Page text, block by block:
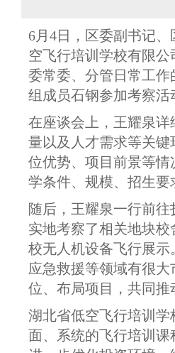
6月4日，区委副书记
空飞行培训学校有限
委常委、分管日常工
组成员石钢参加考察活
在座谈会上，王耀泉
量以及人才需求等关
位优势、项目前景等
学条件、规模、招生
随后，王耀泉一行前
实地考察了相关地块
校无人机设备飞行展
应急救援等领域有很
位、布局项目，共同
湖北省低空飞行培训
面、系统的飞行培训